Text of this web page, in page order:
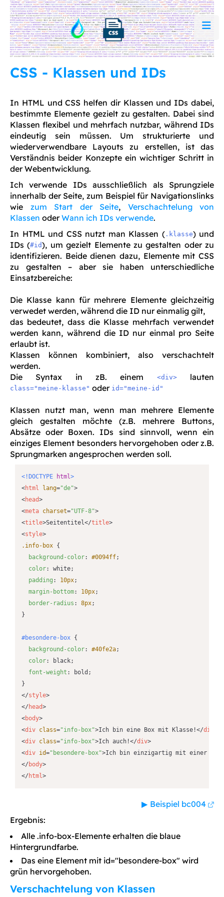
CSS - Klassen und IDs
In HTML und CSS helfen dir Klassen und IDs dabei,
bestimmte Elemente gezielt zu gestalten. Dabei sind
Klassen flexibel und mehrfach nutzbar, während IDs
eindeutig sein müssen. Um strukturierte und
wiederverwendbare Layouts zu erstellen, ist das
Verständnis beider Konzepte ein wichtiger Schritt in
der Webentwicklung.
Ich verwende IDs ausschließlich als Sprungziele
innerhalb der Seite, zum Beispiel für Navigationslinks
wie zum Start der Seite, Verschachtelung von
Klassen oderWann ich IDs verwende.
In HTML und CSS nutzt man Klassen (.klasse) und
IDs (#id), um gezielt Elemente zu gestalten oder zu
identifizieren. Beide dienen dazu, Elemente mit CSS
zu gestalten – aber sie haben unterschiedliche
Einsatzbereiche:
Die Klasse kann für mehrere Elemente gleichzeitig
verwedet werden, während die ID nur einmalig gilt,
das bedeutet, dass die Klasse mehrfach verwendet
werden kann, während die ID nur einmal pro Seite
erlaubt ist.
Klassen können kombiniert, also verschachtelt
werden.
Die Syntax in zB. einem
<div>lauten
class="meine-klasse" oder id="meine-id"
Klassen nutzt man, wenn man mehrere Elemente
gleich gestalten möchte (z.B. mehrere Buttons,
Absätze oder Boxen. IDs sind sinnvoll, wenn ein
einziges Element besonders hervorgehoben oder z.B.
Sprungmarken angesprochen werden soll.
<!DOCTYPE html>
<html lang="de">
<head>
<meta charset="UTF-8">
<title>Seitentitel</title>
<style>
.info-box {
background-color: #0094ff;
color: white;
padding : 10px;
margin-bottom: 10px;
border-radius : 8px;
}
#besondere-box {
background-color: #40fe2a;
color: black;
font-weight : bold;
</style>
</ head>
<body>
<div class="info-box">Ich bin eine Box mit Klasse!</div
<div class="info-box">Ich auch!</div>
<div id="besondere-box">Ich bin einzigartig mit einer ID!
</ body>
</ html>
Beispiel bc004
Ergebnis:
Alle .info-box-Elemente erhalten die blaue
Hintergrundfarbe.
Das eine Element mit id="besondere-box" wird
grün hervorgehoben.
Verschachtelung von Klassen